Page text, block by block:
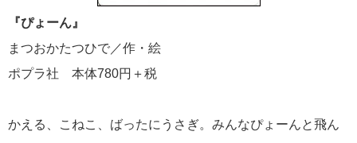
『ぴょーん』
まつおかたつひで／作・絵
ポプラ社 本体780円＋税
かえる、こねこ、ばったにうさぎ。みんなぴょーんと飛ん